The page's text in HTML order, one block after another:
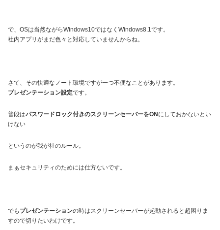
で、OSは当然ながらWindows10ではなくWindows8.1です。
社内アプリがまだ色々と対応していませんからね。
さて、その快適なノート環境ですが一つ不便なことがあります。
プレゼンテーション設定です。
普段はパスワードロック付きのスクリーンセーバーをON にしておかないとい
けない
というのが我が社のルール。
まぁセキュリティのためには仕方ないです。
でも プレゼンテーションの時はスクリーンセーバーが起動されると超困りま
すので切りたいわけです。